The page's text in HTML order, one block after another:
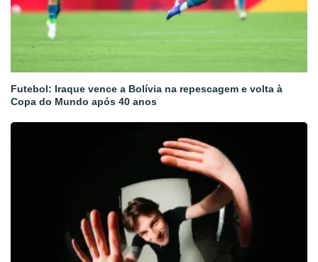
Futebol: Iraque vence a Bolívia na repescagem e volta à
Copa do Mundo após 40 anos